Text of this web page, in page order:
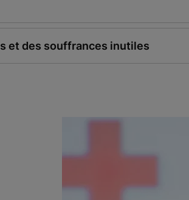
et des souffrances inutiles